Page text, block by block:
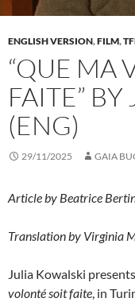
ENGLISH VERSION,FILM,
“QUE MA
FAITE”
(ENG)
29/11/2025 GAIA
Article by Beatrice
Translation by Virginia
Julia Kowalski
volonté soit faite, in